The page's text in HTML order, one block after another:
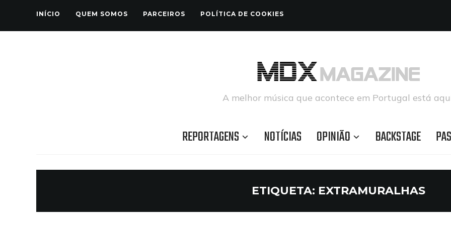
INÍCIO QUEM SOMOS PARCEIROS POLÍTICA DE COOKIES
A melhor música que acontece em Portugal está
REPORTAGENS NOTÍCIAS OPINIÃO BACKSTAGE
ETIQUETA: EXTRAMURALHAS